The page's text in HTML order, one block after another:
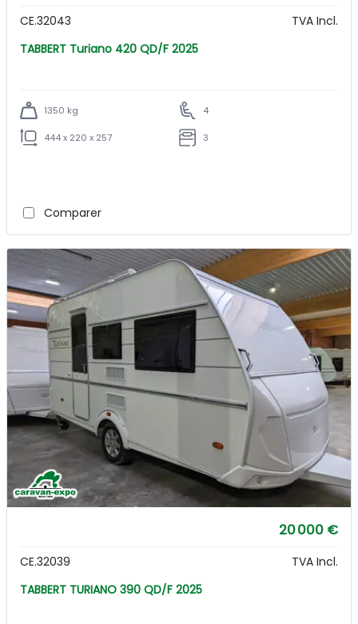
CE.32043
TVA Incl.
TABBERT Turiano 420 QD/F 2025
1350 kg 4
444 x 220 x 257 3
Comparer
20 000 €
CE.32039
TVA Incl.
TABBERT TURIANO 390 QD/F 2025